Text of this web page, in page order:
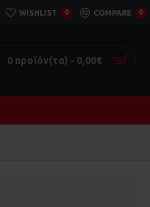
WISHLIST 0 COMPARE 0
0 προϊόν(τα) - 0,00€